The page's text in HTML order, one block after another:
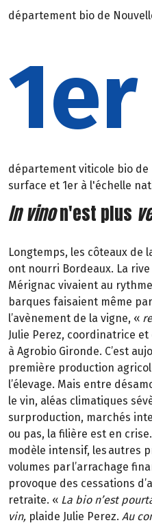
département bio de
1er
département viticole bio de
surface et 1er à l'échelle
In vinon'est plus
Longtemps, les côteaux de
ont nourri Bordeaux. La
Mérignac vivaient au
barques faisaient même
l’avènement de la vigne, «
Julie Perez, coordinatrice
à Agrobio Gironde. C’est
première production
l’élevage. Mais entre
le vin, aléas climatiques
surproduction, marchés
ou pas, la filière est en
modèle intensif, les autres
volumes parl’arrachage
provoque des cessations
retraite. « La bio n’est
vin, plaide Julie Perez. Au